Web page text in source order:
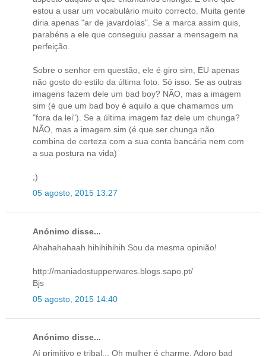
estou a usar um vocabulário muito correcto. Muita gente
diria apenas "ar de javardolas". Se a marca assim quis,
parabéns a ele que conseguiu passar a mensagem na
perfeição.
Sobre o senhor em questão, ele é giro sim, EU apenas
não gosto do estilo da última foto. Só isso. Se as outras
imagens fazem dele um bad boy? NÃO, mas a imagem
sim (é que um bad boy é aquilo a que chamamos um
"fora da lei"). Se a última imagem faz dele um chunga?
NÃO, mas a imagem sim (é que ser chunga não
combina de certeza com a sua conta bancária nem com
a sua postura na vida)
;)
05 agosto, 2015 13:27
Anónimo disse...
Ahahahahaah hihihihihih Sou da mesma opinião!
http://maniadostupperwares.blogs.sapo.pt/
Bjs
05 agosto, 2015 14:40
Anónimo disse...
Aí primitivo e tribal... Oh mulher é charme. Adoro bad